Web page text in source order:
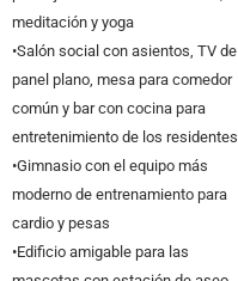
meditación y yoga
•Salón social con asientos, TV de
panel plano, mesa para comedor
común y bar con cocina para
entretenimiento de los residentes
•Gimnasio con el equipo más
moderno de entrenamiento para
cardio y pesas
•Edificio amigable para las